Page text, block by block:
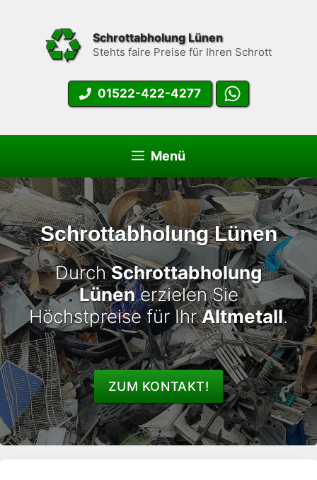
springen
Schrottabholung Lünen
Stehts faire Preise für Ihren Schrott
01522-422-4277
Menü
Schrottabholung Lünen
DurchSchrottabholung
Lünenerzielen Sie
Höchstpreise für IhrAltmetall.
ZUM KONTAKT!